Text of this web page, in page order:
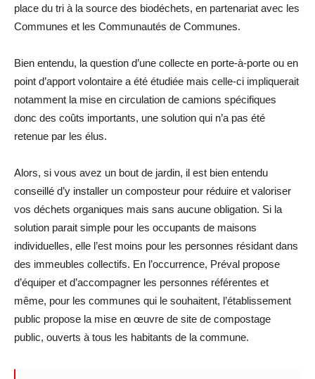
place du tri à la source des biodéchets, en partenariat avec les
Communes et les Communautés de Communes.
Bien entendu, la question d’une collecte en porte-à-porte ou en
point d’apport volontaire a été étudiée mais celle-ci impliquerait
notamment la mise en circulation de camions spécifiques
donc des coûts importants, une solution qui n’a pas été
retenue par les élus.
Alors, si vous avez un bout de jardin, il est bien entendu
conseillé d’y installer un composteur pour réduire et valoriser
vos déchets organiques mais sans aucune obligation. Si la
solution parait simple pour les occupants de maisons
individuelles, elle l’est moins pour les personnes résidant dans
des immeubles collectifs. En l’occurrence, Préval propose
d’équiper et d’accompagner les personnes référentes et
même, pour les communes qui le souhaitent, l’établissement
public propose la mise en œuvre de site de compostage
public, ouverts à tous les habitants de la commune.